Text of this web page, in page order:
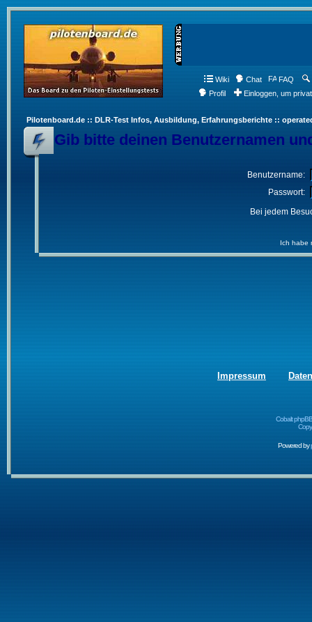
Wiki Chat FAQ
Profil
Einloggen, um
Pilotenboard.de :: DLR-Test Infos, Ausbildung, Erfahrungsberichte ::
Gib bitte deinen Benutzernamen
Benutzername:
Passwort:
Bei jedem
Ich habe
Impressum
Cobalt
Powered by